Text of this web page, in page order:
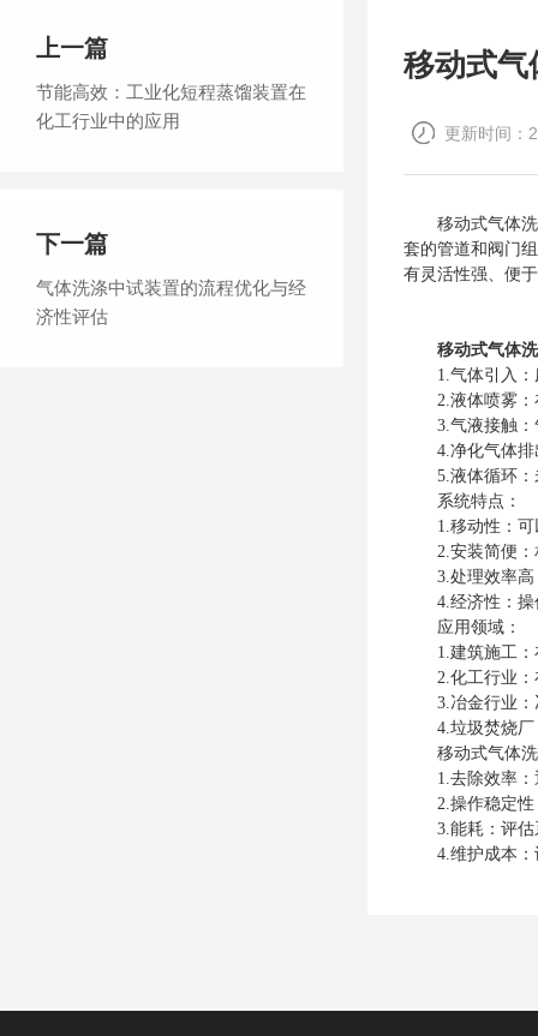
移动式气
更新时间：
移动式气体洗
套的管道和阀门
有灵活性强、便
移动式气体
1.气体引入：
2.液体喷雾：在
3.气液接触：气
4.净化气体排
5.液体循环：未
系统特点：
1.移动性：可
2.安装简便：相
3.处理效率高：
4.经济性：操作
应用领域：
1.建筑施工：在
2.化工行业：在
3.冶金行业：冶
4.垃圾焚烧厂：
移动式气体洗
1.去除效率：
2.操作稳定性
3.能耗：评估
4.维护成本：
上一篇
节能高效：工业化短程蒸馏装置在
化工行业中的应用
下一篇
气体洗涤中试装置的流程优化与经
济性评估